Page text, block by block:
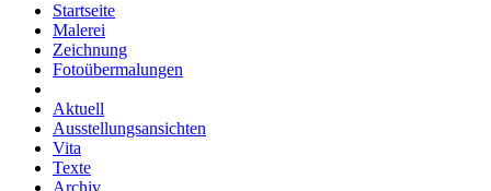
Startseite
Malerei
Zeichnung
Fotoübermalungen
Aktuell
Ausstellungsansichten
Vita
Texte
Archiv